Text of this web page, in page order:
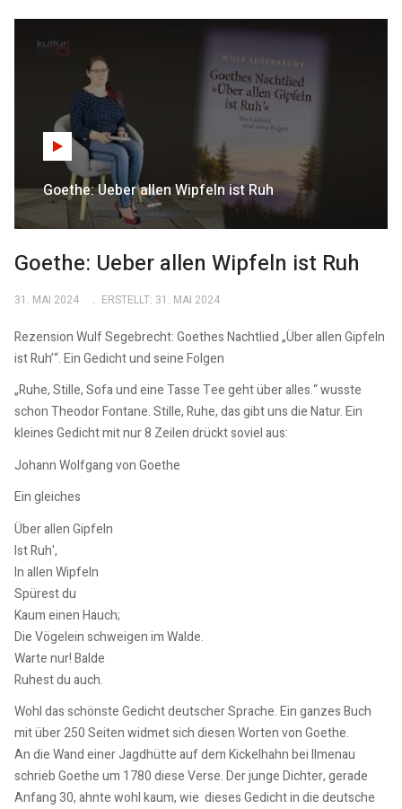
Goethe: Ueber allen Wipfeln ist Ruh
Goethe: Ueber allen Wipfeln ist Ruh
31. MAI 2024 ERSTELLT: 31. MAI 2024
Rezension Wulf Segebrecht: Goethes Nachtlied „Über allen Gipfeln
ist Ruh’“. Ein Gedicht und seine Folgen
„Ruhe, Stille, Sofa und eine Tasse Tee geht über alles.“ wusste
schon Theodor Fontane. Stille, Ruhe, das gibt uns die Natur. Ein
kleines Gedicht mit nur 8 Zeilen drückt soviel aus:
Johann Wolfgang von Goethe
Ein gleiches
Über allen Gipfeln
Ist Ruh',
In allen Wipfeln
Spürest du
Kaum einen Hauch;
Die Vögelein schweigen im Walde.
Warte nur! Balde
Ruhest du auch.
Wohl das schönste Gedicht deutscher Sprache. Ein ganzes Buch
mit über 250 Seiten widmet sich diesen Worten von Goethe.
An die Wand einer Jagdhütte auf dem Kickelhahn bei Ilmenau
schrieb Goethe um 1780 diese Verse. Der junge Dichter, gerade
Anfang 30, ahnte wohl kaum, wie dieses Gedicht in die deutsche